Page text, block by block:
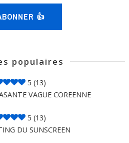
👍
populaires
5 (13)
VAGUE COREENNE
5 (13)
DU SUNSCREEN